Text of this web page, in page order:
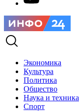
Экономика
Культура
Политика
Общество
Наука и техника
Спорт